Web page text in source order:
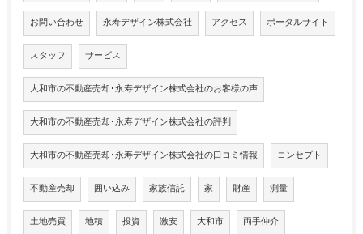
お問い合わせ 永寿デザイン株式会社 アクセス ポータルサイト
スタッフ サービス
大和市の不動産売却･永寿デザイン株式会社のお客様の声
大和市の不動産売却･永寿デザイン株式会社の評判
大和市の不動産売却･永寿デザイン株式会社の口コミ情報 コンセプト
不動産売却 囲い込み 家族信託 家 財産 測量
土地売買 地積 投資 激安 大和市 両手仲介